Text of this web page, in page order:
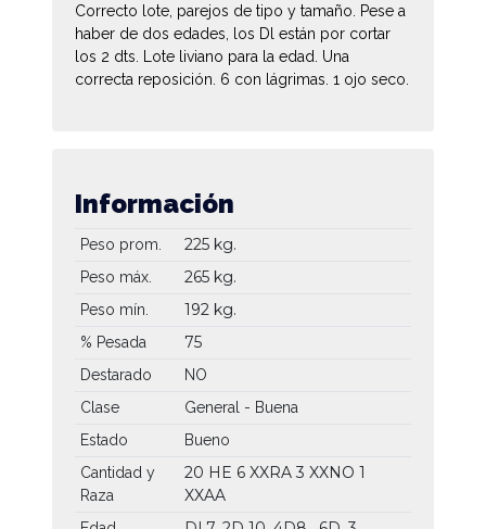
Correcto lote, parejos de tipo y tamaño. Pese a
haber de dos edades, los Dl están por cortar
los 2 dts. Lote liviano para la edad. Una
correcta reposición. 6 con lágrimas. 1 ojo seco.
Información
Peso prom. 225 kg.
Peso máx. 265 kg.
Peso mín. 192 kg.
% Pesada 75
Destarado
NO
Clase
General - Buena
Estado
Bueno
Cantidad y
Raza
20 HE 6 XXRA3 XXNO 1
XXAA